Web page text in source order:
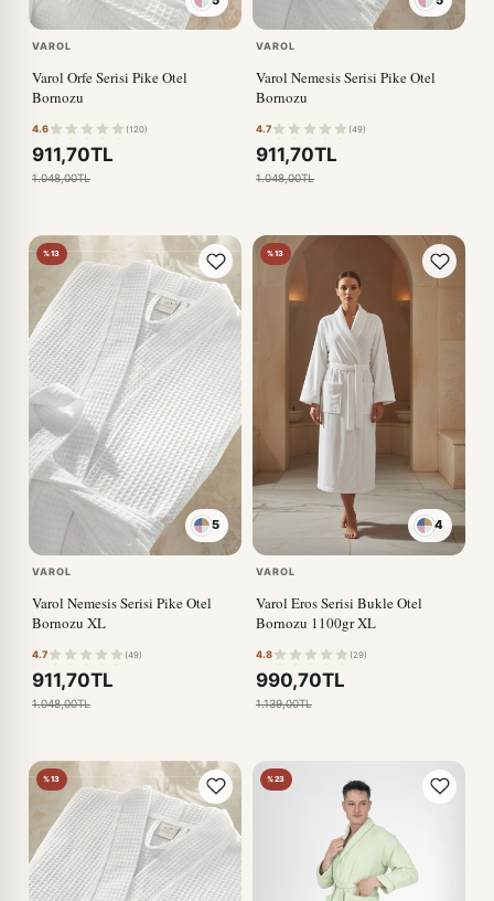
VAROL
Varol Orfe Serisi Pike Otel
Bornozu
4.6 (120)
911,70TL
1.048,00TL
VAROL
Varol Nemesis Serisi Pike Otel
Bornozu
4.7 (49)
911,70TL
1.048,00TL
%13
5
VAROL
Varol Nemesis Serisi Pike Otel
Bornozu XL
4.7 (49)
911,70TL
1.048,00TL
%13
4
VAROL
Varol Eros Serisi Bukle Otel
Bornozu 1100gr XL
4.8 (29)
990,70TL
1.139,00TL
%13 %23